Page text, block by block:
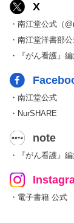
X
・南江堂公式（
・南江堂洋書部
・『がん看護』
・南江堂公式
・NurSHARE
note
・『がん看護』
・電子書籍 公式